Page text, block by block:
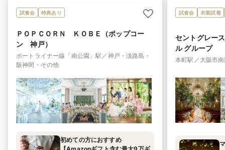
試食会 特典あり
ＰＯＰＣＯＲＮ ＫＯＢＥ（ポップコー
ン 神戸）
ポートライナー線「南公園」駅／神戸・淡路島・
阪神間・その他
初めての方におすすめ
試食会 衣装試着
セントグレー
ル グループ
本町駅／大阪市